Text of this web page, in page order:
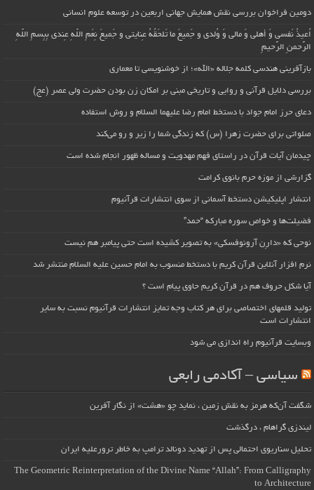
دومین فراخوان بررسی نقش همایش جهانی اربعین در توسعه علوم انسانی
اُعیذُ نَفسی وَ أهلی وَ مالی وَ وُلدی و جَمیعَ ما تَلحَقُهُ عِنایتی و جَمیعَ نِعَمِ اللّهِ عِندی بِبِسمِ اللّهِ
الرَّحمنِ الرَّحیمِ
بازآفرینی هندسی کلمه جلاله «الله»؛ از خوشنویسی تا معماری
بررسی دلایل قرآنی و روایی و تاریخی مبنی بر امکان زن بودن حضرت ولی عصر (عج)
دعای حرز امام جواد با دستخط امام رضا علیهما السلام و روش استفاده
صلواتی برای حضرت زهرا (س) که زندگی شما را زیر و رو می‌کند
چیدمان آیات قرآن در راستای فهم مهدویت و مساله ظهور انجام شده است
گزارشی از موزه حرم بانوی کرامت
انتشار اپلیکیشن دستخط آسمانی از سوی انتشارات قرآنیوم
فضیلت‌ها و خواص سوره مبارکه “حمد”
نوحی که «دارِن آرونوفسکی» به تصویر کشیده است حتی پیامبر هم نیست
نرم افزار آنلاین قرآن کریم با دستخط منسوب به امام حسین علیه السلام منتشر شد
آیا شکل حروف هم در قرآن کریم حاوی پیام است ؟
تولید قلمهای اختصاصی برای هر کتاب وجه تمایز انتشارات قرآنیوم نسبت به سایر
انتشارات است
وبسایت قرآنیوم راه اندازی می شود
سیاسی – آکادمی رابعی
شگفت آن‌که هرمز به نقش زمین ، نماید چو «هشت» از نگار آفرین
لیندزی گراهام ، درگذشت
تحلیل سناریوی احتمالی پس از تهدید دونالد ترامپ به خاطر ترورعلیه ایران
The Geometric Reinterpretation of the Divine Name “Allah”: From Calligraphy
to Architecture